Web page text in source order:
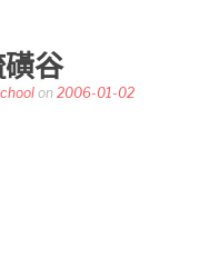
谷
on 2006-01-02